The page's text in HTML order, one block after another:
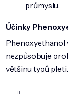
průmyslu.
Účinky
Phenoxyethanol
nezpůsobuje
většinu typů pleti.